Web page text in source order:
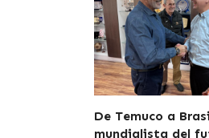
De Temuco a
mundialista del